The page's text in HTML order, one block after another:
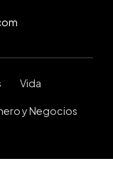
Vida
y Negocios